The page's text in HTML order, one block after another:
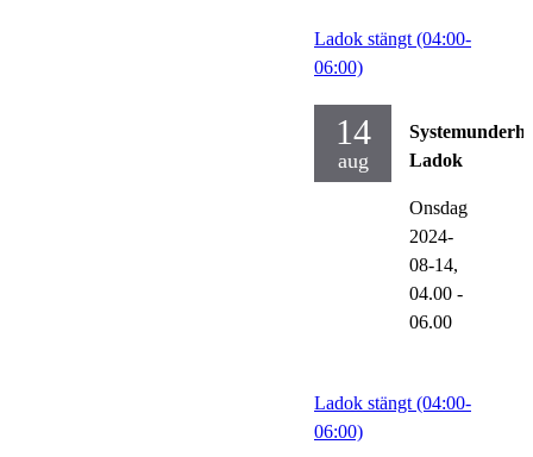
Ladok stängt (04:00-
06:00)
14
aug
Ladok
Onsdag
2024-
08-14,
04.00 -
06.00
Ladok stängt (04:00-
06:00)